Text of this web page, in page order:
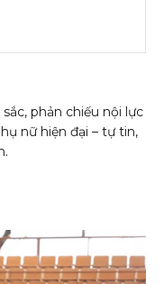
phản chiếu nội lực
nữ hiện đại – tự tin,